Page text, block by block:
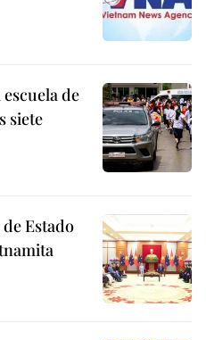
de
siete
Estado